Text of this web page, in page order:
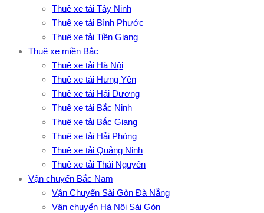
Thuê xe tải Tây Ninh
Thuê xe tải Bình Phước
Thuê xe tải Tiền Giang
Thuê xe miền Bắc
Thuê xe tải Hà Nội
Thuê xe tải Hưng Yên
Thuê xe tải Hải Dương
Thuê xe tải Bắc Ninh
Thuê xe tải Bắc Giang
Thuê xe tải Hải Phòng
Thuê xe tải Quảng Ninh
Thuê xe tải Thái Nguyên
Vận chuyển Bắc Nam
Vận Chuyển Sài Gòn Đà Nẵng
Vận chuyển Hà Nội Sài Gòn